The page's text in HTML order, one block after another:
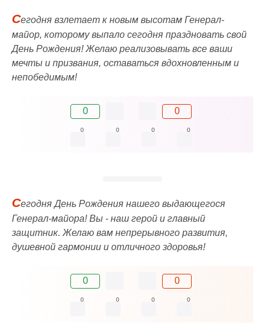
Сегодня взлетает к новым высотам Генерал-
майор, которому выпало сегодня праздновать свой
День Рождения! Желаю реализовывать все ваши
мечты и призвания, оставаться вдохновленным и
непобедимым!
0 0
0 0 0 0
Сегодня День Рождения нашего выдающегося
Генерал-майора! Вы - наш герой и главный
защитник. Желаю вам непрерывного развития,
душевной гармонии и отличного здоровья!
0 0
0 0 0 0